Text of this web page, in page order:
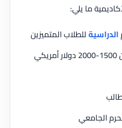
ما يلي:
الدراسيةللطلاب المتميزين
الجامعي